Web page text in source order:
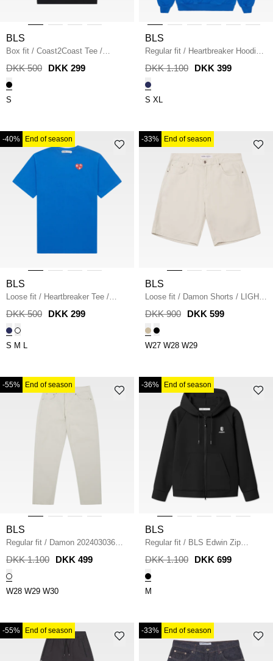
BLS
Box fit / Coast2Coast Tee /
BLACK
DKK 500 DKK 299
S
BLS
Regular fit / Heartbreaker Hoodie /
COBOLT
DKK 1.100 DKK 399
S XL
-40% End of season
BLS
Loose fit / Heartbreaker Tee /
COBOLT
DKK 500 DKK 299
S M L
-33% End of season
BLS
Loose fit / Damon Shorts / LIGHT
SAND
DKK 900 DKK 599
W27 W28 W29
-55% End of season
BLS
Regular fit / Damon 202403036
Jeans / OFF WHITE
DKK 1.100 DKK 499
W28 W29 W30
-36% End of season
BLS
Regular fit / BLS Edwin Zip
Hoodie
BLACK
DKK 1.100 DKK 699
M
-55% End of season -33% End of season